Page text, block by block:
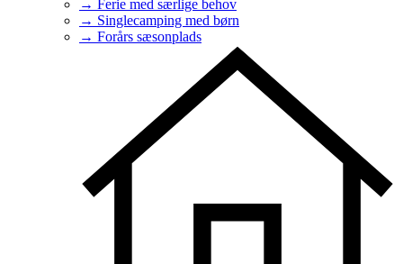
→ Ferie med særlige behov
→ Singlecamping med børn
→ Forårs sæsonplads